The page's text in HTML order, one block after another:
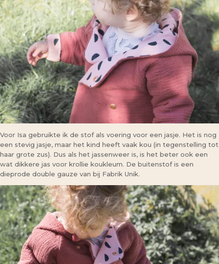
Voor Isa gebruikte ik de stof als voering voor een jasje. Het is nog
een stevig jasje, maar het kind heeft vaak kou (in tegenstelling tot
haar grote zus). Dus als het jassenweer is, is het beter ook een
wat dikkere jas voor krollie koukleum. De buitenstof is een
dieprode double gauze van bij Fabrik Unik.